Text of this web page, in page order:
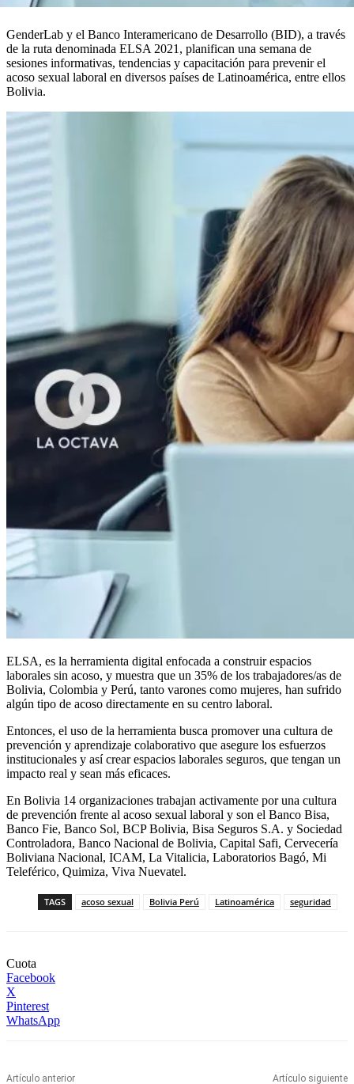
GenderLab y el Banco Interamericano de Desarrollo (BID), a través
de la ruta denominada ELSA 2021, planifican una semana de
sesiones informativas, tendencias y capacitación para prevenir el
acoso sexual laboral en diversos países de Latinoamérica, entre ellos
Bolivia.
ELSA, es la herramienta digital enfocada a construir espacios
laborales sin acoso, y muestra que un 35% de los trabajadores/as de
Bolivia, Colombia y Perú, tanto varones como mujeres, han sufrido
algún tipo de acoso directamente en su centro laboral.
Entonces, el uso de la herramienta busca promover una cultura de
prevención y aprendizaje colaborativo que asegure los esfuerzos
institucionales y así crear espacios laborales seguros, que tengan un
impacto real y sean más eficaces.
En Bolivia 14 organizaciones trabajan activamente por una cultura
de prevención frente al acoso sexual laboral y son el Banco Bisa,
Banco Fie, Banco Sol, BCP Bolivia, Bisa Seguros S.A. y Sociedad
Controladora, Banco Nacional de Bolivia, Capital Safi, Cervecería
Boliviana Nacional, ICAM, La Vitalicia, Laboratorios Bagó, Mi
Teleférico, Quimiza, Viva Nuevatel.
TAGS acoso sexual Bolivia Perú Latinoamérica seguridad
Cuota
Facebook
X
Pinterest
WhatsApp
Artículo anterior Artículo siguiente